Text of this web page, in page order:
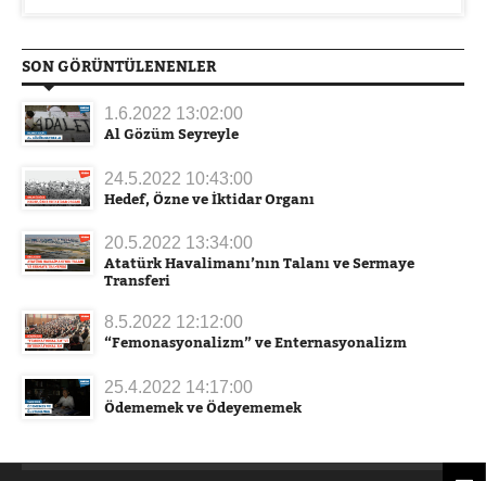
SON GÖRÜNTÜLENENLER
1.6.2022 13:02:00
Al Gözüm Seyreyle
24.5.2022 10:43:00
Hedef, Özne ve İktidar Organı
20.5.2022 13:34:00
Atatürk Havalimanı’nın Talanı ve Sermaye
Transferi
8.5.2022 12:12:00
“Femonasyonalizm” ve Enternasyonalizm
25.4.2022 14:17:00
Ödememek ve Ödeyememek